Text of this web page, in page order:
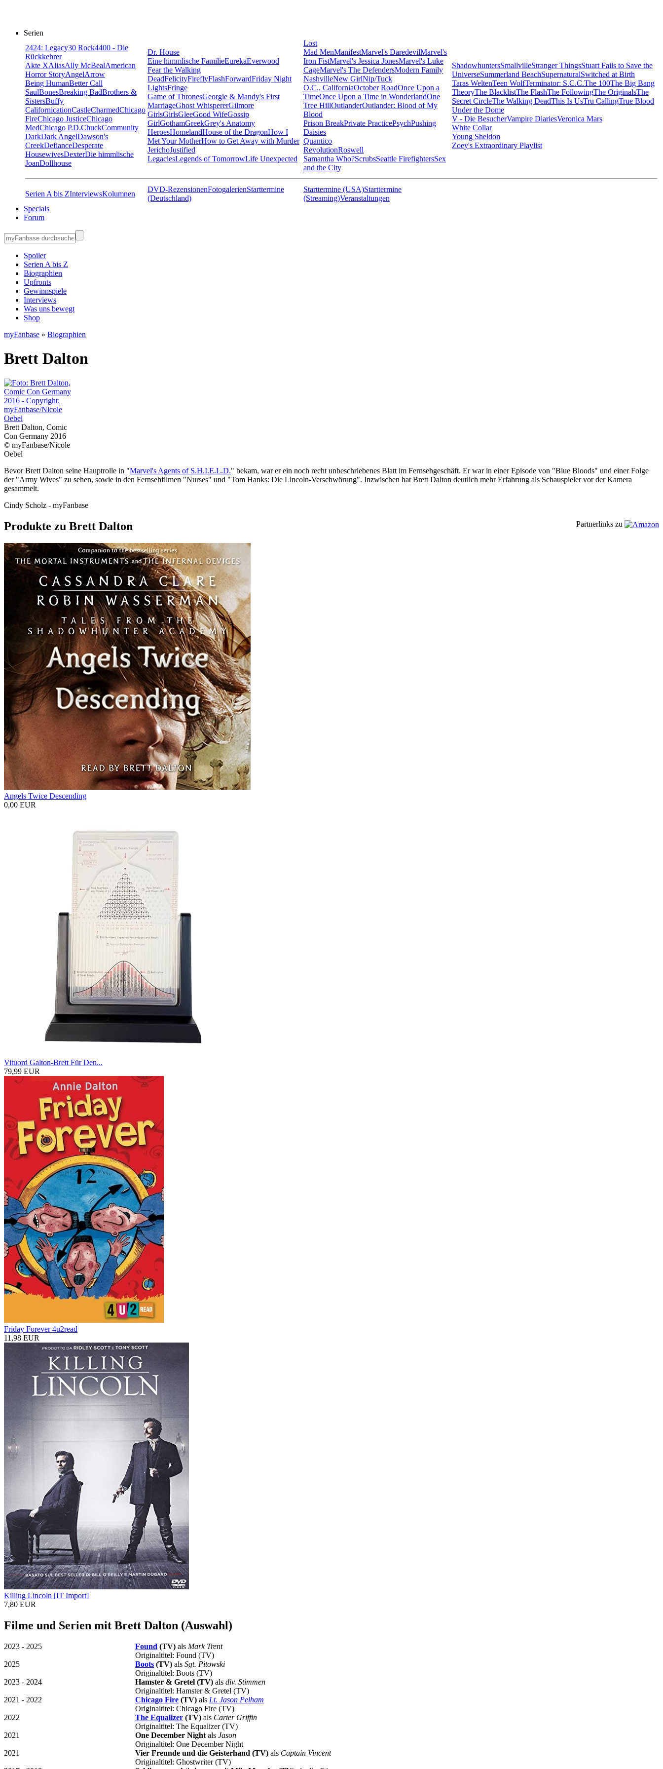
Serien
2424: Legacy30 Rock4400 - Die
Rückkehrer
Akte XAliasAlly McBealAmerican
Horror StoryAngelArrow
Being HumanBetter Call
SaulBonesBreaking BadBrothers &
SistersBuffy
CalifornicationCastleCharmedChicago
FireChicago JusticeChicago
MedChicago P.D.ChuckCommunity
DarkDark AngelDawson's
CreekDefianceDesperate
HousewivesDexterDie himmlische
JoanDollhouse
Dr. House
Eine himmlische FamilieEurekaEverwood
Fear the Walking
DeadFelicityFireflyFlashForwardFriday Night
LightsFringe
Game of ThronesGeorgie & Mandy's First
MarriageGhost WhispererGilmore
GirlsGirlsGleeGood WifeGossip
GirlGothamGreekGrey's Anatomy
HeroesHomelandHouse of the DragonHow I
Met Your MotherHow to Get Away with Murder
JerichoJustified
LegaciesLegends of TomorrowLife Unexpected
Lost
Mad MenManifestMarvel's DaredevilMarvel's
Iron FistMarvel's Jessica JonesMarvel's Luke
CageMarvel's The DefendersModern Family
NashvilleNew GirlNip/Tuck
O.C., CaliforniaOctober RoadOnce Upon a
TimeOnce Upon a Time in WonderlandOne
Tree HillOutlanderOutlander: Blood of My
Blood
Prison BreakPrivate PracticePsychPushing
Daisies
Quantico
RevolutionRoswell
Samantha Who?ScrubsSeattle FirefightersSex
and the City
ShadowhuntersSmallvilleStranger ThingsStuart Fails to Save the
UniverseSummerland BeachSupernaturalSwitched at Birth
Taras WeltenTeen WolfTerminator: S.C.C.The 100The Big Bang
TheoryThe BlacklistThe FlashThe FollowingThe OriginalsThe
Secret CircleThe Walking DeadThis Is UsTru CallingTrue Blood
Under the Dome
V - Die BesucherVampire DiariesVeronica Mars
White Collar
Young Sheldon
Zoey's Extraordinary Playlist
Serien A bis ZInterviewsKolumnen
DVD-RezensionenFotogalerienStarttermine
(Deutschland)
Starttermine (USA)Starttermine
(Streaming)Veranstaltungen
Specials
Forum
Spoiler
Serien A bis Z
Biographien
Upfronts
Gewinnspiele
Interviews
Was uns bewegt
Shop
myFanbase » Biographien
Brett Dalton
Brett Dalton, Comic
Con Germany 2016
© myFanbase/Nicole
Oebel
Bevor Brett Dalton seine Hauptrolle in "Marvel's Agents of S.H.I.E.L.D." bekam, war er ein noch recht unbeschriebenes Blatt im Fernsehgeschäft. Er war in einer Episode von "Blue Bloods" und einer Folge
der "Army Wives" zu sehen, sowie in den Fernsehfilmen "Nurses" und "Tom Hanks: Die Lincoln-Verschwörung". Inzwischen hat Brett Dalton deutlich mehr Erfahrung als Schauspieler vor der Kamera
gesammelt.
Cindy Scholz - myFanbase
Partnerlinks zu
Produkte zu Brett Dalton
Angels Twice Descending
0,00 EUR
Vituord Galton-Brett Für Den...
79,99 EUR
Friday Forever 4u2read
11,98 EUR
Killing Lincoln [IT Import]
7,80 EUR
Filme und Serien mit Brett Dalton (Auswahl)
2023 - 2025 Found (TV) als Mark Trent
Originaltitel: Found (TV)
2025
Boots (TV) als Sgt. Pitowski
Originaltitel: Boots (TV)
2023 - 2024
Hamster & Gretel (TV) als div. Stimmen
Originaltitel: Hamster & Gretel (TV)
2021 - 2022
Chicago Fire (TV) als Lt. Jason Pelham
Originaltitel: Chicago Fire (TV)
2022
The Equalizer (TV) als Carter Griffin
Originaltitel: The Equalizer (TV)
2021
One December Night als Jason
Originaltitel: One December Night
2021
Vier Freunde und die Geisterhand (TV) als Captain Vincent
Originaltitel: Ghostwriter (TV)